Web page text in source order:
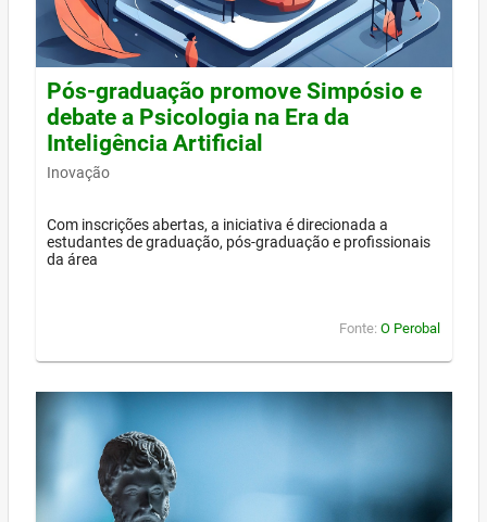
Pós-graduação promove Simpósio e
debate a Psicologia na Era da
Inteligência Artificial
Inovação
Com inscrições abertas, a iniciativa é direcionada a
estudantes de graduação, pós-graduação e profissionais
da área
Fonte: O Perobal